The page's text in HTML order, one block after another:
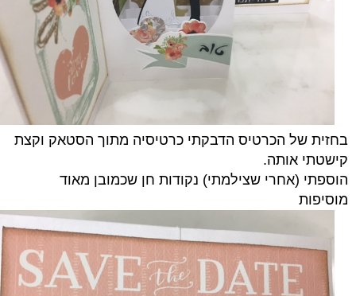
בחזית של הכרטיס הדבקתי כרטיסיה מתוך הסטאק וקצת
קישטתי אותה.
הוספתי (אחרי שצילמתי) נקודות חן שכמובן מאוד
מוסיפות